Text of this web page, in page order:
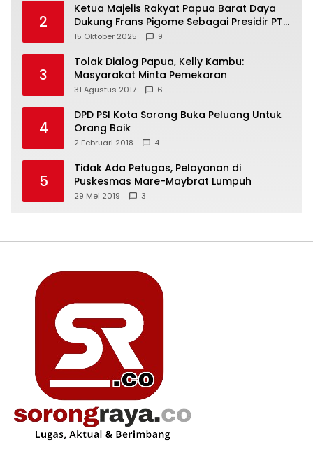
2
Ketua Majelis Rakyat Papua Barat Daya
Dukung Frans Pigome Sebagai Presidir PT
Freeport Indonesia
15 Oktober 2025 9
3
Tolak Dialog Papua, Kelly Kambu:
Masyarakat Minta Pemekaran
31 Agustus 2017 6
4
DPD PSI Kota Sorong Buka Peluang Untuk
Orang Baik
2 Februari 2018 4
5
Tidak Ada Petugas, Pelayanan di
Puskesmas Mare-Maybrat Lumpuh
29 Mei 2019 3